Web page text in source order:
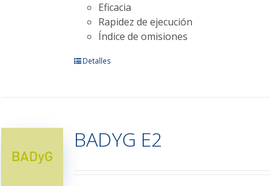
Eficacia
Rapidez de ejecución
Índice de omisiones
Este
Las
opciones
Detalles
BADYG E2